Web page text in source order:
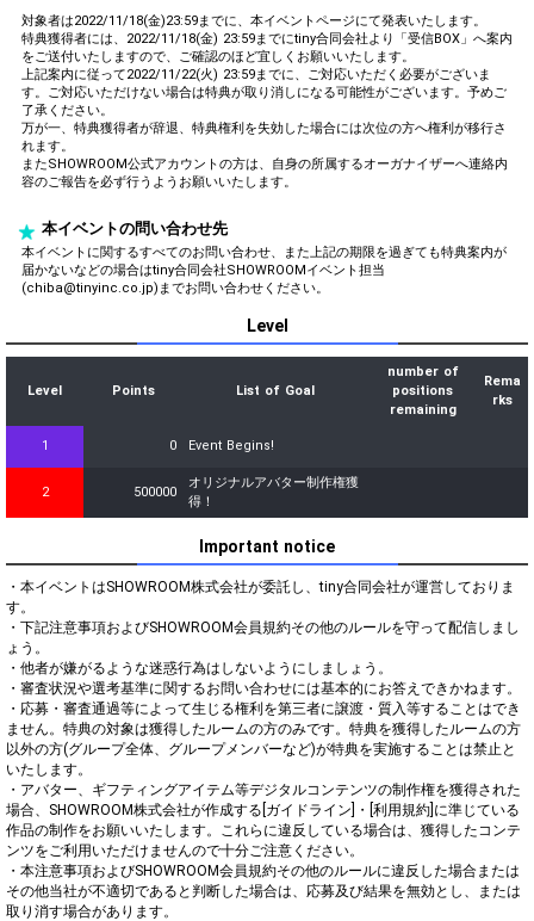
対象者は2022/11/18(金)23:59までに、本イベントページにて発表いたします。
特典獲得者には、2022/11/18(金) 23:59までにtiny合同会社より「受信BOX」へ案内
をご送付いたしますので、ご確認のほど宜しくお願いいたします。
上記案内に従って2022/11/22(火) 23:59までに、ご対応いただく必要がございま
す。ご対応いただけない場合は特典が取り消しになる可能性がございます。予めご
了承ください。
万が一、特典獲得者が辞退、特典権利を失効した場合には次位の方へ権利が移行さ
れます。
またSHOWROOM公式アカウントの方は、自身の所属するオーガナイザーへ連絡内
容のご報告を必ず行うようお願いいたします。
本イベントの問い合わせ先
本イベントに関するすべてのお問い合わせ、また上記の期限を過ぎても特典案内が
届かないなどの場合はtiny合同会社SHOWROOMイベント担当
(chiba@tinyinc.co.jp)までお問い合わせください。
Level
Level Points List of Goal
number of
positions
remaining
Rema
rks
1 0 Event Begins!
2 500000
オリジナルアバター制作権獲
得！
Important notice
・本イベントはSHOWROOM株式会社が委託し、tiny合同会社が運営しておりま
す。
・下記注意事項およびSHOWROOM会員規約その他のルールを守って配信しまし
ょう。
・他者が嫌がるような迷惑行為はしないようにしましょう。
・審査状況や選考基準に関するお問い合わせには基本的にお答えできかねます。
・応募・審査通過等によって生じる権利を第三者に譲渡・質入等することはでき
ません。特典の対象は獲得したルームの方のみです。特典を獲得したルームの方
以外の方(グループ全体、グループメンバーなど)が特典を実施することは禁止と
いたします。
・アバター、ギフティングアイテム等デジタルコンテンツの制作権を獲得された
場合、SHOWROOM株式会社が作成する[ガイドライン]・[利用規約]に準じている
作品の制作をお願いいたします。これらに違反している場合は、獲得したコンテ
ンツをご利用いただけませんので十分ご注意ください。
・本注意事項およびSHOWROOM会員規約その他のルールに違反した場合または
その他当社が不適切であると判断した場合は、応募及び結果を無効とし、または
取り消す場合があります。